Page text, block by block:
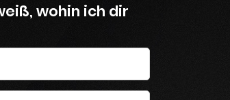
wohin ich dir